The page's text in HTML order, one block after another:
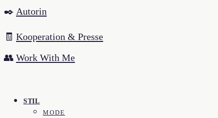
✒️ Autorin
🧾 Kooperation & Presse
👥 Work With Me
STIL
MODE